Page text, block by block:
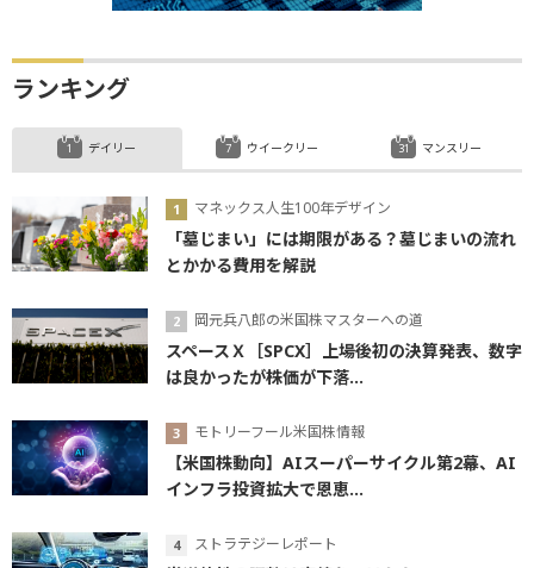
ランキング
デイリー
マネックス人生100年デザイン
「墓じまい」には期限がある？墓じまいの流れ
とかかる費用を解説
岡元兵八郎の米国株マスターへの道
スペースＸ［SPCX］上場後初の決算発表、数字
は良かったが株価が下落...
モトリーフール米国株情報
【米国株動向】AIスーパーサイクル第2幕、AI
インフラ投資拡大で恩恵...
ストラテジーレポート
ウイークリー マンスリー